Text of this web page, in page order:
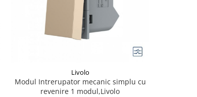
Livolo
Modul Intrerupator mecanic simplu cu
revenire 1 modul,Livolo